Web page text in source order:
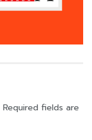
Required fields are